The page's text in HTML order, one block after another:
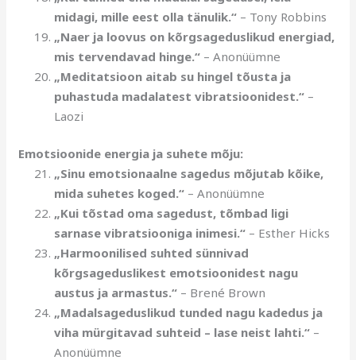
midagi, mille eest olla tänulik.“ – Tony Robbins
„Naer ja loovus on kõrgsageduslikud energiad,
mis tervendavad hinge.“ – Anonüümne
„Meditatsioon aitab su hingel tõusta ja
puhastuda madalatest vibratsioonidest.“ –
Laozi
Emotsioonide energia ja suhete mõju:
„Sinu emotsionaalne sagedus mõjutab kõike,
mida suhetes koged.“ – Anonüümne
„Kui tõstad oma sagedust, tõmbad ligi
sarnase vibratsiooniga inimesi.“ – Esther Hicks
„Harmoonilised suhted sünnivad
kõrgsageduslikest emotsioonidest nagu
austus ja armastus.“ – Brené Brown
„Madalsageduslikud tunded nagu kadedus ja
viha mürgitavad suhteid – lase neist lahti.“ –
Anonüümne